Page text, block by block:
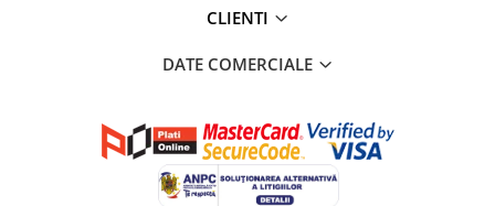
CLIENTI
DATE COMERCIALE